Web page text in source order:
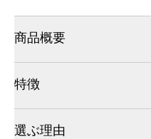
商品概要
特徴
選ぶ理由